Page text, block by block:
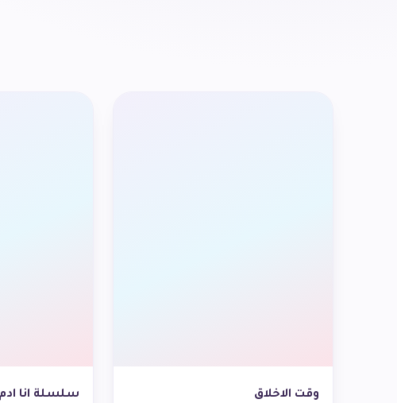
وقت الاخلاق سلسلة انا